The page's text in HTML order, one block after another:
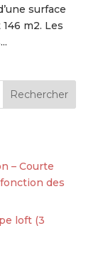
surface
m2. Les
– Courte
des
loft (3